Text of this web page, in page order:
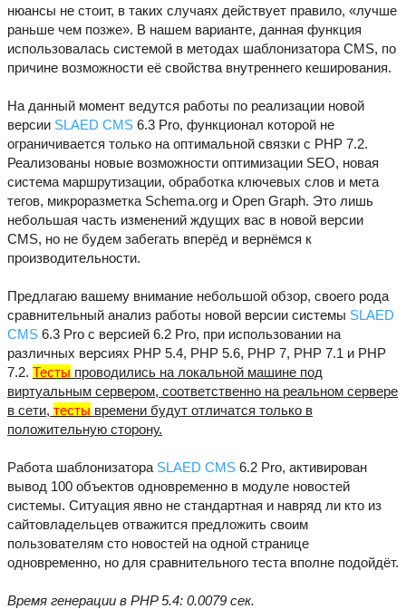
нюансы не стоит, в таких случаях действует правило, «лучше
раньше чем позже». В нашем варианте, данная функция
использовалась системой в методах шаблонизатора CMS, по
причине возможности её свойства внутреннего кеширования.
На данный момент ведутся работы по реализации новой
версии SLAED CMS 6.3 Pro, функционал которой не
ограничивается только на оптимальной связки с PHP 7.2.
Реализованы новые возможности оптимизации SEO, новая
система маршрутизации, обработка ключевых слов и мета
тегов, микроразметка Schema.org и Open Graph. Это лишь
небольшая часть изменений ждущих вас в новой версии
CMS, но не будем забегать вперёд и вернёмся к
производительности.
Предлагаю вашему внимание небольшой обзор, своего рода
сравнительный анализ работы новой версии системы SLAED
CMS 6.3 Pro с версией 6.2 Pro, при использовании на
различных версиях PHP 5.4, PHP 5.6, PHP 7, PHP 7.1 и PHP
7.2. Тесты проводились на локальной машине под
виртуальным сервером, соответственно на реальном сервере
в сети, тесты времени будут отличатся только в
положительную сторону.
Работа шаблонизатора SLAED CMS 6.2 Pro, активирован
вывод 100 объектов одновременно в модуле новостей
системы. Ситуация явно не стандартная и навряд ли кто из
сайтовладельцев отважится предложить своим
пользователям сто новостей на одной странице
одновременно, но для сравнительного теста вполне подойдёт.
Время генерации в PHP 5.4: 0.0079 сек.